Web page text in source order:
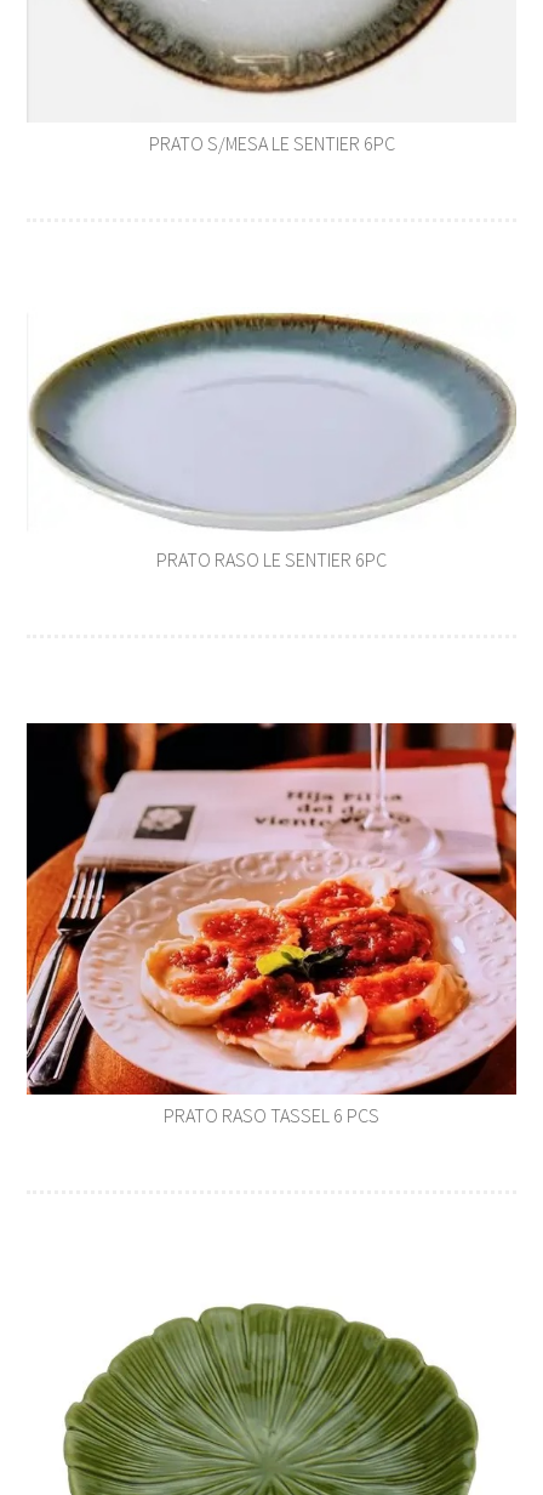
PRATO S/MESA LE SENTIER 6PC
PRATO RASO LE SENTIER 6PC
PRATO RASO TASSEL 6 PCS